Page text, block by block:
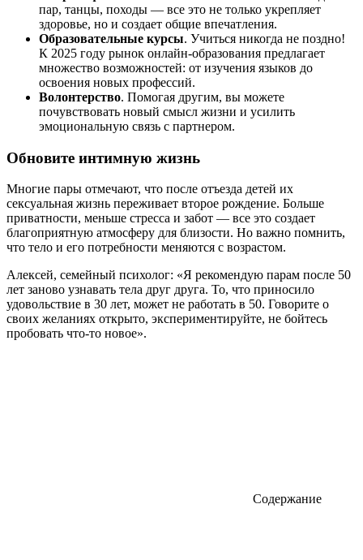
пар, танцы, походы — все это не только укрепляет
здоровье, но и создает общие впечатления.
Образовательные курсы. Учиться никогда не поздно!
К 2025 году рынок онлайн-образования предлагает
множество возможностей: от изучения языков до
освоения новых профессий.
Волонтерство. Помогая другим, вы можете
почувствовать новый смысл жизни и усилить
эмоциональную связь с партнером.
Обновите интимную жизнь
Многие пары отмечают, что после отъезда детей их
сексуальная жизнь переживает второе рождение. Больше
приватности, меньше стресса и забот — все это создает
благоприятную атмосферу для близости. Но важно помнить,
что тело и его потребности меняются с возрастом.
Алексей, семейный психолог: «Я рекомендую парам после 50
лет заново узнавать тела друг друга. То, что приносило
удовольствие в 30 лет, может не работать в 50. Говорите о
своих желаниях открыто, экспериментируйте, не бойтесь
пробовать что-то новое».
Содержание